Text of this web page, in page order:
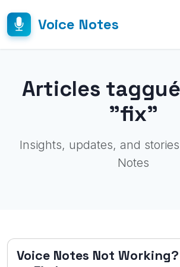
Voice Notes
Articles
"fix"
Insights, updates, and
Notes
Voice Notes Not Working?